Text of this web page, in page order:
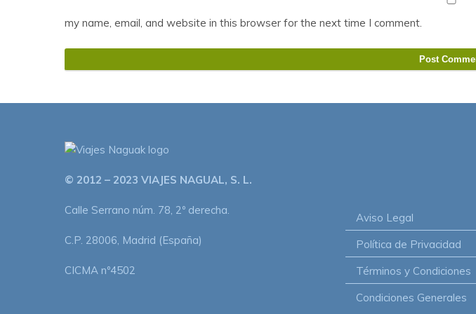
my name, email, and website in this browser for the next time I comment.
© 2012 – 2023 VIAJES NAGUAL, S. L.
Calle Serrano núm. 78, 2º derecha.
C.P. 28006, Madrid (España)
CICMA nº4502
Aviso Legal
Política de Privacidad
Términos y Condiciones
Condiciones Generales